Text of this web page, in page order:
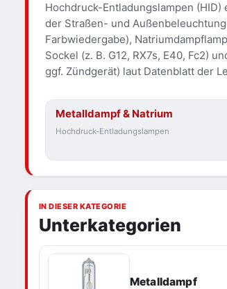
Hochdruck-Entladungslampen
der Straßen- und
Farbwiedergabe),
Sockel (z. B. G12, RX7s, E40, Fc2)
ggf. Zündgerät) laut Datenblatt der
Metalldampf & Natrium
Hochdruck-Entladungslampen
IN DIESER KATEGORIE
Unterkategorien
Metalldampf